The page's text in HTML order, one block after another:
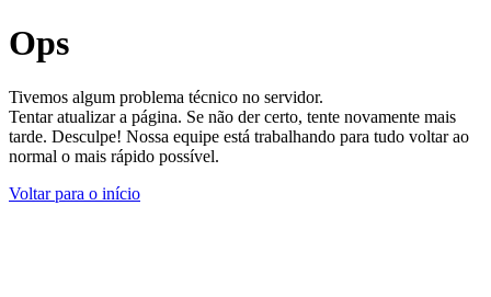
Ops
Tivemos algum problema técnico no servidor.
Tentar atualizar a página. Se não der certo, tente novamente mais
tarde. Desculpe! Nossa equipe está trabalhando para tudo voltar ao
normal o mais rápido possível.
Voltar para o início